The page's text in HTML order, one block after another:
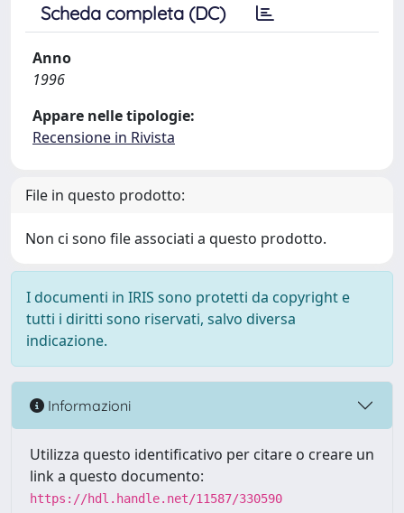
Scheda completa (DC)
Anno
1996
Appare nelle tipologie:
Recensione in Rivista
File in questo prodotto:
Non ci sono file associati a questo prodotto.
I documenti in IRIS sono protetti da copyright e
tutti i diritti sono riservati, salvo diversa
indicazione.
Informazioni
Utilizza questo identificativo per citare o creare un
link a questo documento:
https://hdl.handle.net/11587/330590